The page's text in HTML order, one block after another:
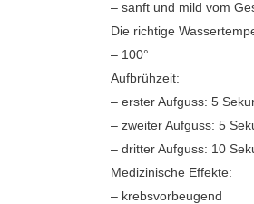
– sanft und mild vom
Die richtige
– 100°
Aufbrühzeit:
– erster Aufguss: 5
– zweiter Aufguss: 5
– dritter Aufguss: 10
Medizinische Effekte:
– krebsvorbeugend